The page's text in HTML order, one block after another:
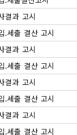
결과 고시
.세출 결산 고시
결과 고시
.세출 결산 고시
결과 고시
.세출 결산 고시
결과 고시
.세출 결산 고시